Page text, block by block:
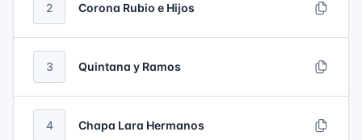
2 Corona Rubio e Hijos
3 Quintana y Ramos
4 Chapa Lara Hermanos